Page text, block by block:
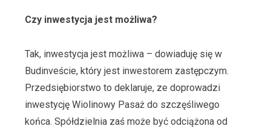
Czy inwestycja jest możliwa?
Tak, inwestycja jest możliwa – dowiaduję się w
Budinveście, który jest inwestorem zastępczym.
Przedsiębiorstwo to deklaruje, ze doprowadzi
inwestycję Wiolinowy Pasaż do szczęśliwego
końca. Spółdzielnia zaś może być odciążona od